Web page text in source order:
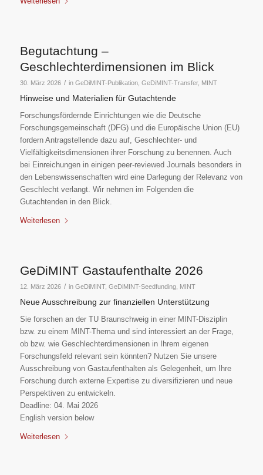
Begutachtung –
Geschlechterdimensionen im Blick
30. März 2026 / in GeDiMINT-Publikation, GeDiMINT-Transfer, MINT
Hinweise und Materialien für Gutachtende
Forschungsfördernde Einrichtungen wie die Deutsche
Forschungsgemeinschaft (DFG) und die Europäische Union (EU)
fordern Antragstellende dazu auf, Geschlechter- und
Vielfältigkeitsdimensionen ihrer Forschung zu benennen. Auch
bei Einreichungen in einigen peer-reviewed Journals besonders in
den Lebenswissenschaften wird eine Darlegung der Relevanz von
Geschlecht verlangt. Wir nehmen im Folgenden die
Gutachtenden in den Blick.
Weiterlesen
GeDiMINT Gastaufenthalte 2026
12. März 2026 / in GeDiMINT, GeDiMINT-Seedfunding, MINT
Neue Ausschreibung zur finanziellen Unterstützung
Sie forschen an der TU Braunschweig in einer MINT-Disziplin
bzw. zu einem MINT-Thema und sind interessiert an der Frage,
ob bzw. wie Geschlechterdimensionen in Ihrem eigenen
Forschungsfeld relevant sein könnten? Nutzen Sie unsere
Ausschreibung von Gastaufenthalten als Gelegenheit, um Ihre
Forschung durch externe Expertise zu diversifizieren und neue
Perspektiven zu entwickeln.
Deadline: 04. Mai 2026
English version below
Weiterlesen